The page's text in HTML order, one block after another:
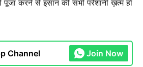
पूजा करने से इंसान की सभी परेशानी ख़त्म हो
Channel Join Now